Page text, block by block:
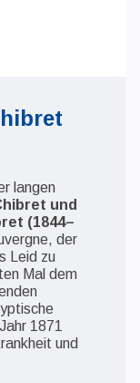
langen
und
(1844–
der
Leid zu
Mal dem
1871
und